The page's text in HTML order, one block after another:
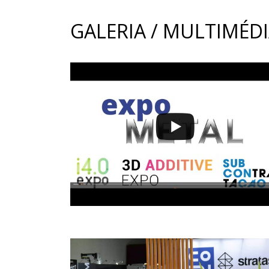
GALERIA /